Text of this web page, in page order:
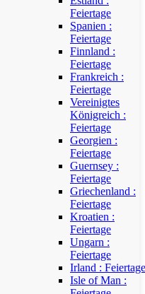
Feiertage
Spanien :
Feiertage
Finnland :
Feiertage
Frankreich :
Feiertage
Vereinigtes
Königreich :
Feiertage
Georgien :
Feiertage
Guernsey :
Feiertage
Griechenland :
Feiertage
Kroatien :
Feiertage
Ungarn :
Feiertage
Irland : Feiertage
Isle of Man :